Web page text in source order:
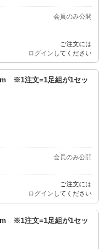
会員のみ公開
ご注文には
ログイン してください
※1注文=1足組が1セッ
会員のみ公開
ご注文には
ログイン してください
※1注文=1足組が1セッ